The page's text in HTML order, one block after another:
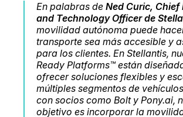
En palabras deNed Curic, Chief
and Technology Officer de
movilidad autónoma puede
transporte sea más accesible y
para los clientes. En Stellantis,
Ready Platforms™ están
ofrecer soluciones flexibles y
múltiples segmentos de
con socios como Bolt y Pony.ai,
objetivo es incorporar la